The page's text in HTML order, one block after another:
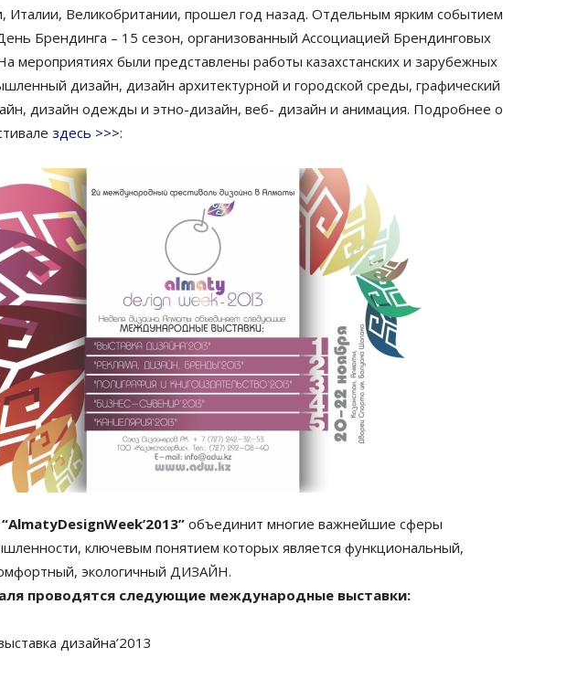
Италии, Великобритании, прошел год назад. Отдельным ярким событием
Брендинга – 15 сезон, организованный Ассоциацией Брендинговых
мероприятиях были представлены работы казахстанских и зарубежных
дизайн, дизайн архитектурной и городской среды, графический
дизайн одежды и этно-дизайн, веб- дизайн и анимация. Подробнее о
здесь >>>:
“AlmatyDesignWeek’2013” объединит многие важнейшие сферы
ключевым понятием которых является функциональный,
экологичный ДИЗАЙН.
проводятся следующие международные выставки:
дизайна’2013